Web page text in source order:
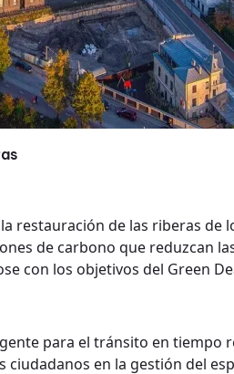
restauración de las riberas
de carbono que reduzcan
con los objetivos del Green
para el tránsito en tiempo
en la gestión del